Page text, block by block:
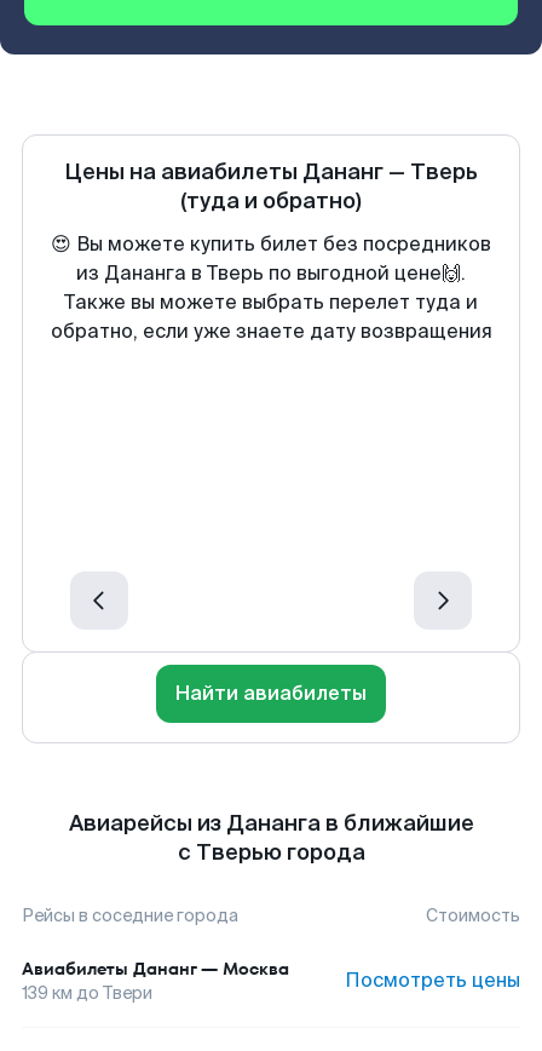
Цены на авиабилеты Дананг — Тверь
(туда и обратно)
😍 Вы можете купить билет без посредников
из Дананга в Тверь по выгодной цене🙌.
Также вы можете выбрать перелет туда и
обратно, если уже знаете дату возвращения
Найти авиабилеты
Авиарейсы из Дананга в ближайшие
с Тверью города
Рейсы в соседние города Стоимость
Авиабилеты Дананг— Москва
139 км до Твери Посмотреть цены